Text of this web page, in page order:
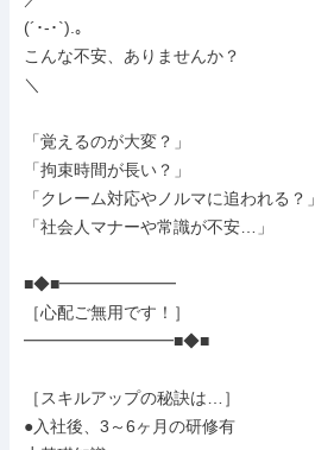
(´･-･`).｡
こんな不安、ありませんか？
＼
「覚えるのが大変？」
「拘束時間が長い？」
「クレーム対応やノルマに追われる？」
「社会人マナーや常識が不安…」
■◆■━━━━━━━
［心配ご無用です！］
━━━━━━━━━■◆■
［スキルアップの秘訣は…］
●入社後、3～6ヶ月の研修有